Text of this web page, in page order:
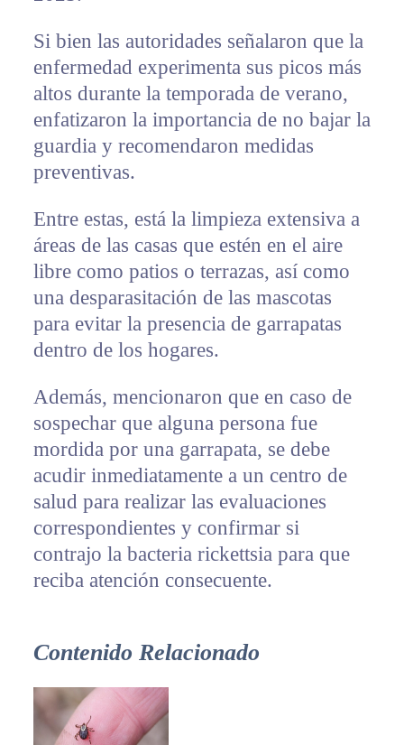
Si bien las autoridades señalaron que la
enfermedad experimenta sus picos más
altos durante la temporada de verano,
enfatizaron la importancia de no bajar la
guardia y recomendaron medidas
preventivas.
Entre estas, está la limpieza extensiva a
áreas de las casas que estén en el aire
libre como patios o terrazas, así como
una desparasitación de las mascotas
para evitar la presencia de garrapatas
dentro de los hogares.
Además, mencionaron que en caso de
sospechar que alguna persona fue
mordida por una garrapata, se debe
acudir inmediatamente a un centro de
salud para realizar las evaluaciones
correspondientes y confirmar si
contrajo la bacteria rickettsia para que
reciba atención consecuente.
Contenido Relacionado